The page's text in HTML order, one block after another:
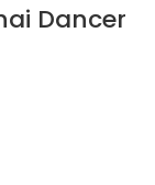
Dancer